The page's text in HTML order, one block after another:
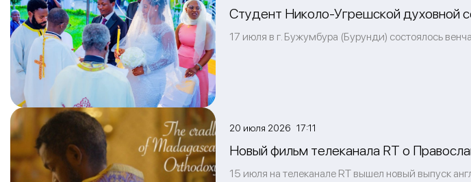
Студент Николо-Угрешской духовной
17 июля в г. Бужумбура (Бурунди) состоялось
20 июля 2026 17:11
Новый фильм телеканала RT о
15 июля на телеканале RT вышел новый выпуск